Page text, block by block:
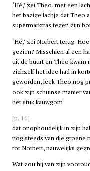
‘Hé,’ zei Theo, met een
het bazige lachje dat Theo
supermarkttas tegen zijn
‘Hé,’ zei Norbert terug.
gezien? Misschien al een
uit de buurt en Theo kwam
zichzelf het idee had in
geworden, leek Theo nog
ook zijn schuinse manier
het stuk kauwgom
[p. 16]
dat onophoudelijk in zijn
nog steeds van die groene
tot Norbert, nauwelijks
Wat zou hij van zijn